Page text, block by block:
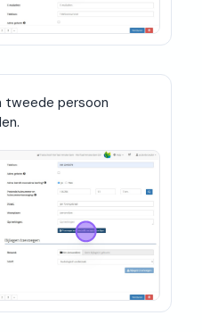
tweede persoon